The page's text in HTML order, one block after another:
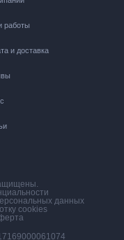
работы
и доставка
данных
cookies